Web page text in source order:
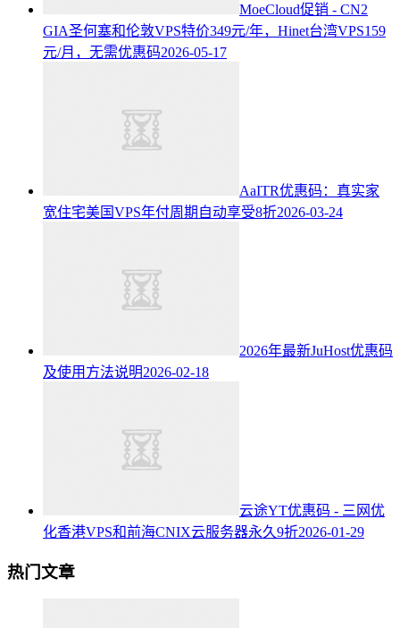
MoeCloud促销 - CN2
GIA圣何塞和伦敦VPS特价349元/年，Hinet台湾VPS159
元/月，无需优惠码2026-05-17
AaITR优惠码：真实家
宽住宅美国VPS年付周期自动享受8折2026-03-24
2026年最新JuHost优惠码
及使用方法说明2026-02-18
云途YT优惠码 - 三网优
化香港VPS和前海CNIX云服务器永久9折2026-01-29
热门文章